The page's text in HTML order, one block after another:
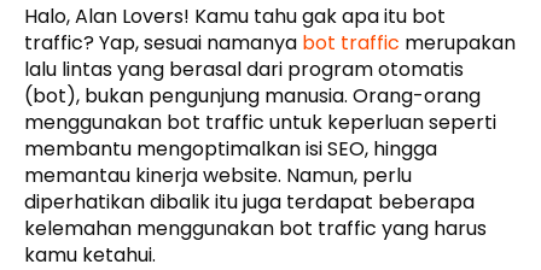
Halo, Alan Lovers! Kamu tahu gak apa itu bot
traffic? Yap, sesuai namanya bot traffic merupakan
lalu lintas yang berasal dari program otomatis
(bot), bukan pengunjung manusia. Orang-orang
menggunakan bot traffic untuk keperluan seperti
membantu mengoptimalkan isi SEO, hingga
memantau kinerja website. Namun, perlu
diperhatikan dibalik itu juga terdapat beberapa
kelemahan menggunakan bot traffic yang harus
kamu ketahui.